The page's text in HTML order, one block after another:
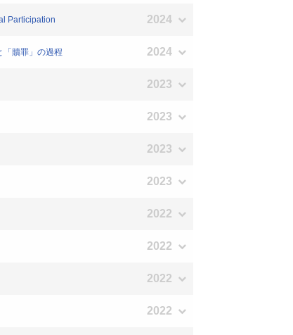
Participation 2024
贖罪」の過程 2024
2023
2023
2023
2023
2022
2022
2022
2022